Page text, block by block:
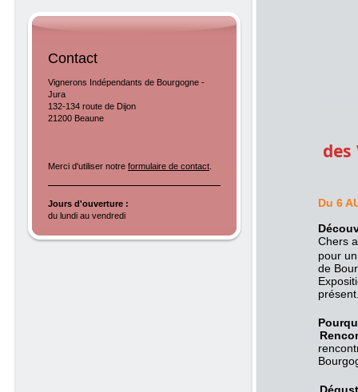
Du 6
Chers
pour
de
Contact
Vignerons Indépendants de Bourgogne -
Jura
132-134 route de Dijon
21200 Beaune
Merci d'utiliser notre formulaire de contact
Jours d'ouverture :
du lundi au vendredi